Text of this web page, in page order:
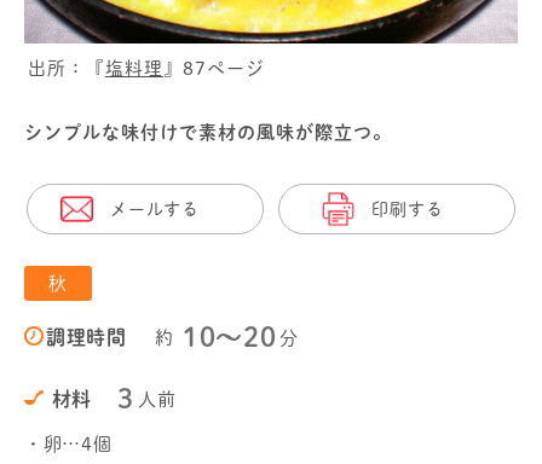
出所：『塩料理 』87ページ
シンプルな味付けで素材の風味が際立つ。
メールする 印刷する
秋
調理時間 約 10〜20 分
材料 3 人前
・卵…4個